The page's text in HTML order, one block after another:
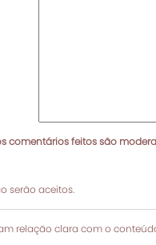
comentários feitos são
serão aceitos.
relação clara com o